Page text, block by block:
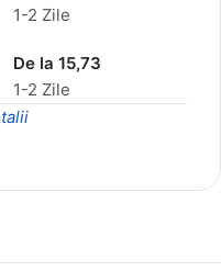
1-2 Zile
1-2 Zile
De la 15,73